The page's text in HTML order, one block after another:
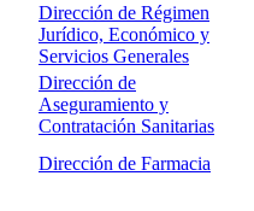
Dirección de Régimen
Jurídico, Económico y
Servicios Generales
Dirección de
Aseguramiento y
Contratación Sanitarias
Dirección de Farmacia